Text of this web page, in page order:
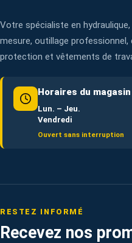
Votre spécialiste en
mesure, outillage professionnel,
protection et vêtements de
Horaires du magasin
Lun. – Jeu.
Vendredi
Ouvert sans interruption
RESTEZ INFORMÉ
Recevez nos